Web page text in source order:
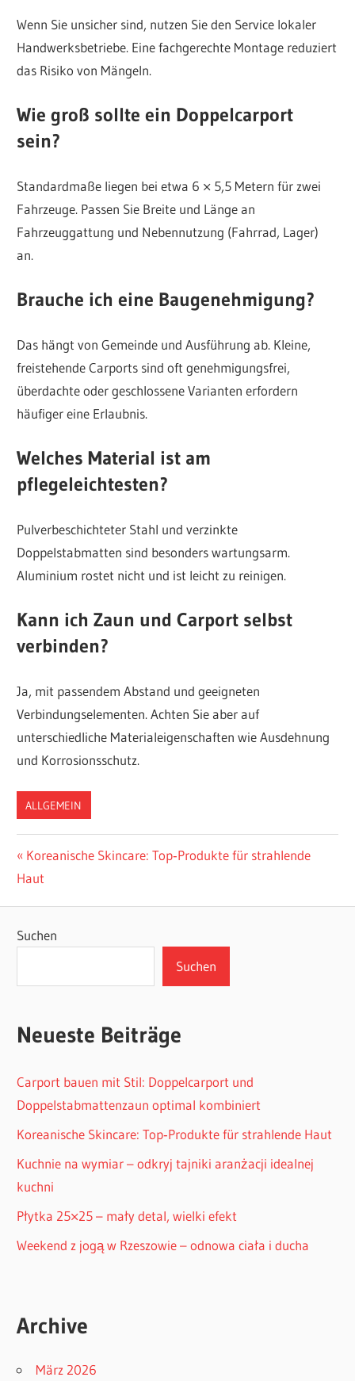
Wenn Sie unsicher sind, nutzen Sie den Service lokaler
Handwerksbetriebe. Eine fachgerechte Montage reduziert
das Risiko von Mängeln.
Wie groß sollte ein Doppelcarport
sein?
Standardmaße liegen bei etwa 6 × 5,5 Metern für zwei
Fahrzeuge. Passen Sie Breite und Länge an
Fahrzeuggattung und Nebennutzung (Fahrrad, Lager)
an.
Brauche ich eine Baugenehmigung?
Das hängt von Gemeinde und Ausführung ab. Kleine,
freistehende Carports sind oft genehmigungsfrei,
überdachte oder geschlossene Varianten erfordern
häufiger eine Erlaubnis.
Welches Material ist am
pflegeleichtesten?
Pulverbeschichteter Stahl und verzinkte
Doppelstabmatten sind besonders wartungsarm.
Aluminium rostet nicht und ist leicht zu reinigen.
Kann ich Zaun und Carport selbst
verbinden?
Ja, mit passendem Abstand und geeigneten
Verbindungselementen. Achten Sie aber auf
unterschiedliche Materialeigenschaften wie Ausdehnung
und Korrosionsschutz.
ALLGEMEIN
Beitragsnavigation
Vorheriger
Beitrag:
Koreanische Skincare: Top‑Produkte für strahlende
Haut
Suchen
Suchen
Neueste Beiträge
Carport bauen mit Stil: Doppelcarport und
Doppelstabmattenzaun optimal kombiniert
Koreanische Skincare: Top‑Produkte für strahlende Haut
Kuchnie na wymiar – odkryj tajniki aranżacji idealnej
kuchni
Płytka 25×25 – mały detal, wielki efekt
Weekend z jogą w Rzeszowie – odnowa ciała i ducha
Archive
März 2026